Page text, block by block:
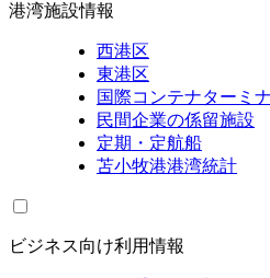
港湾施設情報
西港区
東港区
国際コンテナターミ
民間企業の係留施設
定期・定航船
苫小牧港港湾統計
ビジネス向け利用情報